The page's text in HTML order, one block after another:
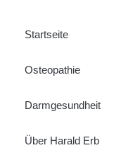
Startseite
Osteopathie
Darmgesundheit
Über Harald Erb